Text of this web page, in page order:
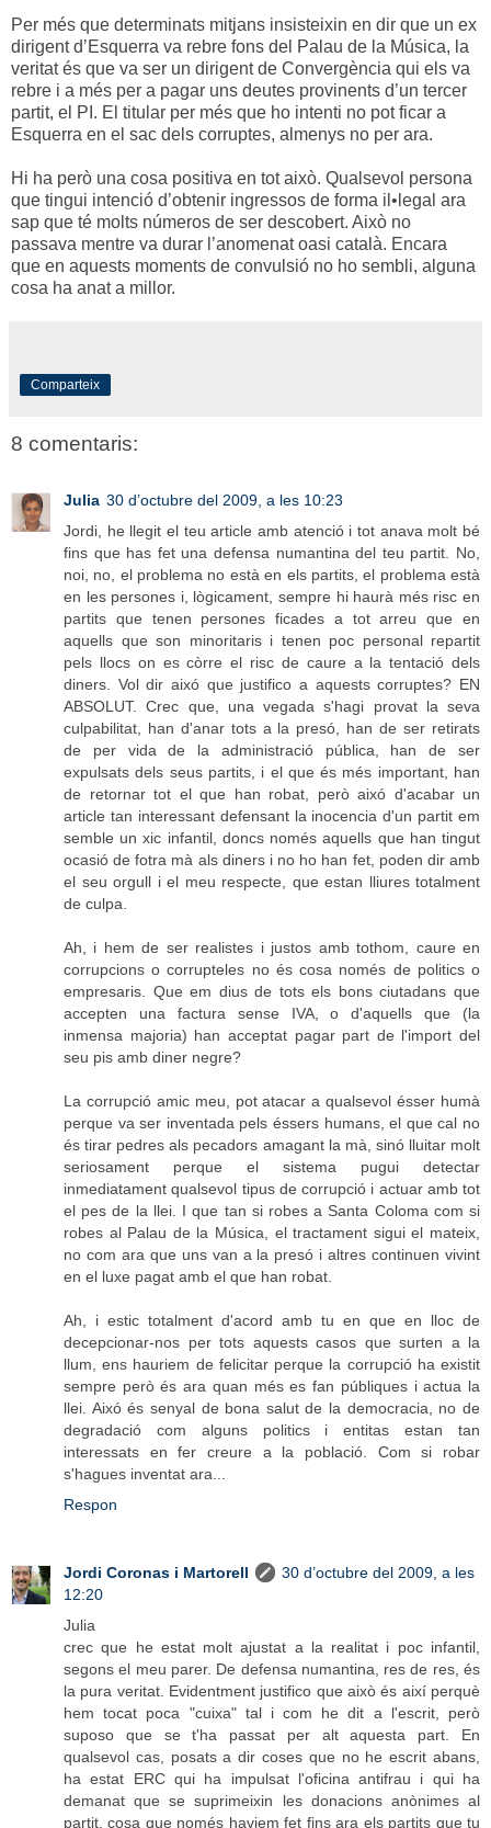
Per més que determinats mitjans insisteixin en dir que un ex
dirigent d’Esquerra va rebre fons del Palau de la Música, la
veritat és que va ser un dirigent de Convergència qui els va
rebre i a més per a pagar uns deutes provinents d’un tercer
partit, el PI. El titular per més que ho intenti no pot ficar a
Esquerra en el sac dels corruptes, almenys no per ara.
Hi ha però una cosa positiva en tot això. Qualsevol persona
que tingui intenció d’obtenir ingressos de forma il•legal ara
sap que té molts números de ser descobert. Això no
passava mentre va durar l’anomenat oasi català. Encara
que en aquests moments de convulsió no ho sembli, alguna
cosa ha anat a millor.
Comparteix
8 comentaris:
Julia 30 d’octubre del 2009, a les 10:23
Jordi, he llegit el teu article amb atenció i tot anava molt bé
fins que has fet una defensa numantina del teu partit. No,
noi, no, el problema no està en els partits, el problema està
en les persones i, lògicament, sempre hi haurà més risc en
partits que tenen persones ficades a tot arreu que en
aquells que son minoritaris i tenen poc personal repartit
pels llocs on es còrre el risc de caure a la tentació dels
diners. Vol dir aixó que justifico a aquests corruptes? EN
ABSOLUT. Crec que, una vegada s'hagi provat la seva
culpabilitat, han d'anar tots a la presó, han de ser retirats
de per vida de la administració pública, han de ser
expulsats dels seus partits, i el que és més important, han
de retornar tot el que han robat, però aixó d'acabar un
article tan interessant defensant la inocencia d'un partit em
semble un xic infantil, doncs només aquells que han tingut
ocasió de fotra mà als diners i no ho han fet, poden dir amb
el seu orgull i el meu respecte, que estan lliures totalment
de culpa.
Ah, i hem de ser realistes i justos amb tothom, caure en
corrupcions o corrupteles no és cosa només de politics o
empresaris. Que em dius de tots els bons ciutadans que
accepten una factura sense IVA, o d'aquells que (la
inmensa majoria) han acceptat pagar part de l'import del
seu pis amb diner negre?
La corrupció amic meu, pot atacar a qualsevol ésser humà
perque va ser inventada pels éssers humans, el que cal no
és tirar pedres als pecadors amagant la mà, sinó lluitar molt
seriosament perque el sistema pugui detectar
inmediatament qualsevol tipus de corrupció i actuar amb tot
el pes de la llei. I que tan si robes a Santa Coloma com si
robes al Palau de la Música, el tractament sigui el mateix,
no com ara que uns van a la presó i altres continuen vivint
en el luxe pagat amb el que han robat.
Ah, i estic totalment d'acord amb tu en que en lloc de
decepcionar-nos per tots aquests casos que surten a la
llum, ens hauriem de felicitar perque la corrupció ha existit
sempre però és ara quan més es fan públiques i actua la
llei. Aixó és senyal de bona salut de la democracia, no de
degradació com alguns politics i entitas estan tan
interessats en fer creure a la població. Com si robar
s'hagues inventat ara...
Respon
Jordi Coronas i Martorell
30 d’octubre del 2009, a les
12:20
Julia
crec que he estat molt ajustat a la realitat i poc infantil,
segons el meu parer. De defensa numantina, res de res, és
la pura veritat. Evidentment justifico que això és així perquè
hem tocat poca "cuixa" tal i com he dit a l'escrit, però
suposo que se t'ha passat per alt aquesta part. En
qualsevol cas, posats a dir coses que no he escrit abans,
ha estat ERC qui ha impulsat l'oficina antifrau i qui ha
demanat que se suprimeixin les donacions anònimes al
partit, cosa que només haviem fet fins ara els partits que tu